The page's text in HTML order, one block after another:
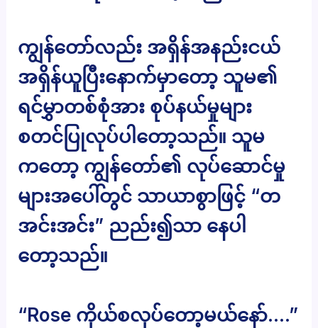
ကျွန်တော်လည်း အရှိန်အနည်းငယ်
အရှိန်ယူပြီးနောက်မှာတော့ သူမ၏
ရင်မွှာတစ်စုံအား စုပ်နယ်မှုများ
စတင်ပြုလုပ်ပါတော့သည်။ သူမ
ကတော့ ကျွန်တော်၏ လုပ်ဆောင်မှု
များအပေါ်တွင် သာယာစွာဖြင့် “တ
အင်းအင်း” ညည်း၍သာ နေပါ
တော့သည်။
“Rose ကိုယ်စလုပ်တော့မယ်နော်….”